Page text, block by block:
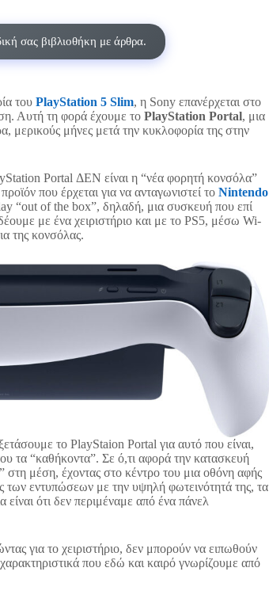
σας βιβλιοθήκη με άρθρα.
του PlayStation 5 Slim, η Sony επανέρχεται στο
Αυτή τη φορά έχουμε το PlayStation Portal, μια
μερικούς μήνες μετά την κυκλοφορία της στην
Portal ΔΕΝ είναι η “νέα φορητή κονσόλα”
που έρχεται για να ανταγωνιστεί το Nintendo
“out of the box”, δηλαδή, μια συσκευή που επί
με ένα χειριστήριο και με το PS5, μέσω Wi-
της κονσόλας.
το PlayStaion Portal για αυτό που είναι,
τα “καθήκοντα”. Σε ό,τι αφορά την κατασκευή
στη μέση, έχοντας στο κέντρο του μια οθόνη αφής
των εντυπώσεων με την υψηλή φωτεινότητά της, τα
ότι δεν περιμέναμε από ένα πάνελ
για το χειριστήριο, δεν μπορούν να ειπωθούν
που εδώ και καιρό γνωρίζουμε από